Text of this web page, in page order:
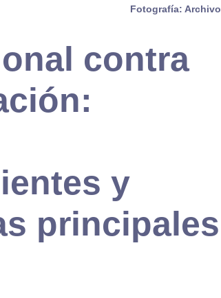
Fotografía: Archivo
contra
y
principales